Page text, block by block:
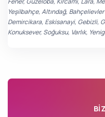
Yeşilbahçe, Altındağ,
Demircikara, Eskisanayi, Gebizli,
Konuksever, Soğuksu, Varlık,